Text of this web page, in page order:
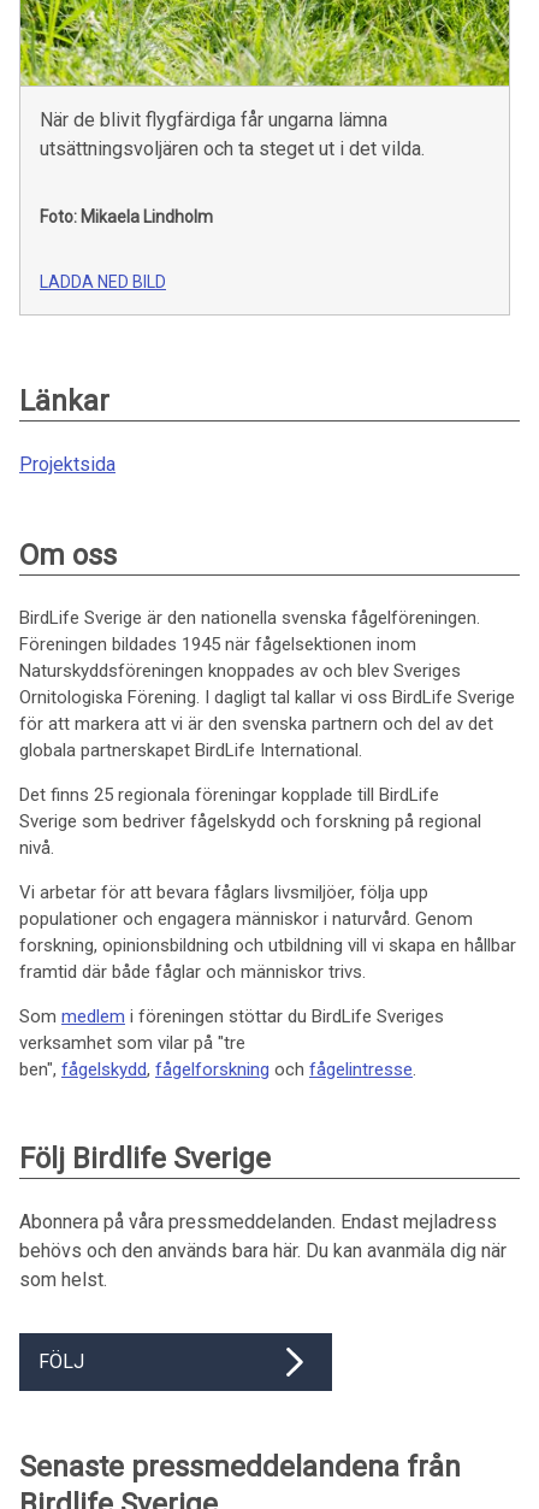
När de blivit flygfärdiga får ungarna lämna
utsättningsvoljären och ta steget ut i det vilda.
Foto: Mikaela Lindholm
LADDA NED BILD
Länkar
Projektsida
Om oss
BirdLife Sverige är den nationella svenska fågelföreningen.
Föreningen bildades 1945 när fågelsektionen inom
Naturskyddsföreningen knoppades av och blev Sveriges
Ornitologiska Förening. I dagligt tal kallar vi oss BirdLife Sverige
för att markera att vi är den svenska partnern och del av det
globala partnerskapet BirdLife International.
Det finns 25 regionala föreningar kopplade till BirdLife
Sverige som bedriver fågelskydd och forskning på regional
nivå.
Vi arbetar för att bevara fåglars livsmiljöer, följa upp
populationer och engagera människor i naturvård. Genom
forskning, opinionsbildning och utbildning vill vi skapa en hållbar
framtid där både fåglar och människor trivs.
Som medlem i föreningen stöttar du BirdLife Sveriges
verksamhet som vilar på "tre
ben", fågelskydd, fågelforskning och fågelintresse.
Följ Birdlife Sverige
Abonnera på våra pressmeddelanden. Endast mejladress
behövs och den används bara här. Du kan avanmäla dig när
som helst.
FÖLJ
Senaste pressmeddelandena från